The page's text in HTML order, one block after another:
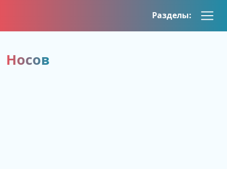
content
Разделы:
Носов